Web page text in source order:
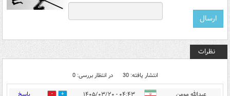
نظرات
انتشار یافته: 30 در انتظار بررسی: 0